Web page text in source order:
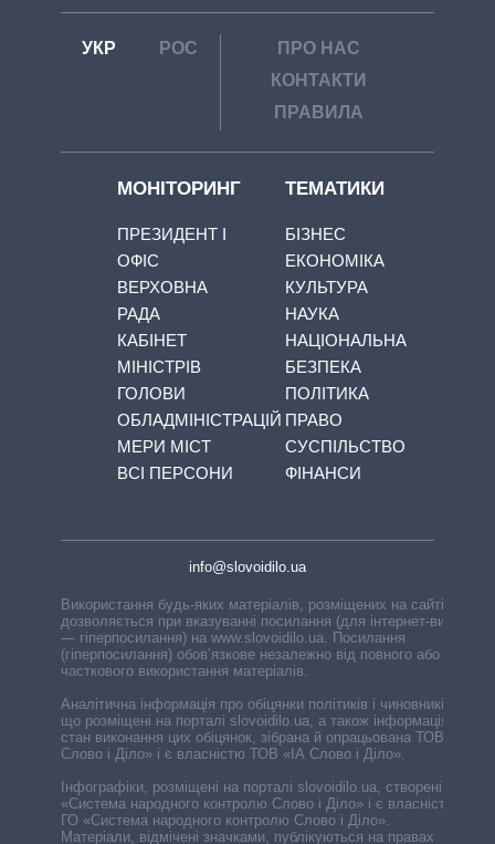
УКР РОС
ПРО НАС
КОНТАКТИ
ПРАВИЛА
МОНІТОРИНГ
ПРЕЗИДЕНТ І
ОФІС
ВЕРХОВНА
РАДА
КАБІНЕТ
МІНІСТРІВ
ГОЛОВИ
ОБЛАДМІНІСТРАЦІЙ
МЕРИ МІСТ
ВСІ ПЕРСОНИ
ТЕМАТИКИ
БІЗНЕС
ЕКОНОМІКА
КУЛЬТУРА
НАУКА
НАЦІОНАЛЬНА
БЕЗПЕКА
ПОЛІТИКА
ПРАВО
СУСПІЛЬСТВО
ФІНАНСИ
info@slovoidilo.ua
Використання будь-яких матеріалів, розміщених на сайті,
дозволяється при вказуванні посилання (для інтернет-видань
— гіперпосилання) на www.slovoidilo.ua. Посилання
(гіперпосилання) обов’язкове незалежно від повного або
часткового використання матеріалів.
Аналітична інформація про обіцянки політиків і чиновників,
що розміщені на порталі slovoidilo.ua, а також інформація про
стан виконання цих обіцянок, зібрана й опрацьована ТОВ «ІА
Слово і Діло» і є власністю ТОВ «ІА Слово і Діло».
Інфографіки, розміщені на порталі slovoidilo.ua, створені ГО
«Система народного контролю Слово і Діло» і є власністю
ГО «Система народного контролю Слово і Діло».
Матеріали, відмічені значками, публікуються на правах